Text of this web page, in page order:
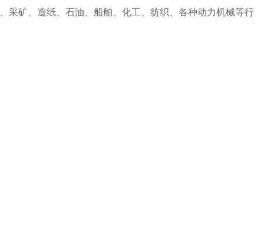
采矿、造纸、石油、船舶、化工、纺织、各种动力机械等行